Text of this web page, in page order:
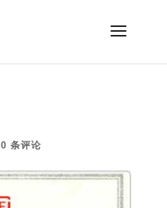
0 条评论